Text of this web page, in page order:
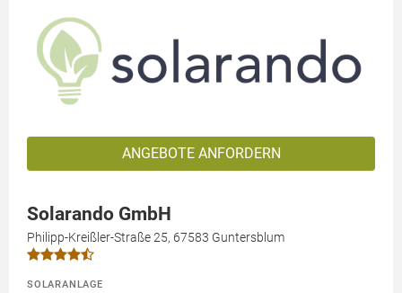
ANGEBOTE ANFORDERN
Solarando GmbH
Philipp-Kreißler-Straße 25, 67583 Guntersblum
SOLARANLAGE